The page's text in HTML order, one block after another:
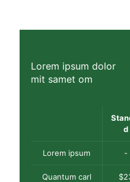
Lorem ipsum dolor
mit samet om
d
Lorem ipsum -
Quantum carl